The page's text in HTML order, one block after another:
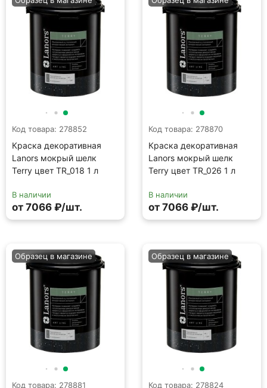
Terry цвет TR_018 1 л
В наличии
от 7066 ₽/шт.
Terry цвет TR_026 1 л
В наличии
от 7066 ₽/шт.
Lanors мокрый шелк
Terry цвет TR_031 1 л
Образец в магазине
В наличии
от 7066 ₽/шт.
Lanors мокрый шелк
Terry цвет TR_004 1 л
Образец в магазине
В наличии
от 7066 ₽/шт.
Образец в магазине Образец в магазине